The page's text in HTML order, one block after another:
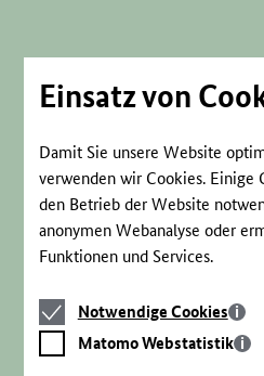
Einsatz von
Damit Sie unsere Website
verwenden wir Cookies. Einige
den Betrieb der Website
anonymen Webanalyse oder
Funktionen und Services.
Notwendige
Cookies
Notwendige Cookies
Matomo
Webstatistik
Matomo Webstatistik